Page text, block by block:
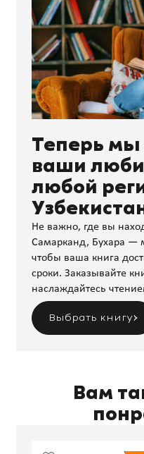
Теперь мы
ваши
любой
Не важно, где вы
Самарканд, Бухара —
чтобы ваша книга
сроки. Заказывайте
наслаждайтесь
Выбрать книгу
Вам